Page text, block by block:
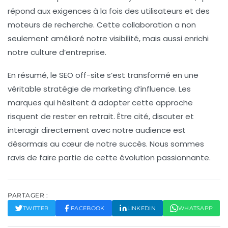
répond aux exigences à la fois des utilisateurs et des
moteurs de recherche. Cette collaboration a non
seulement amélioré notre visibilité, mais aussi enrichi
notre culture d’entreprise.
En résumé, le SEO off-site s’est transformé en une
véritable stratégie de marketing d’influence. Les
marques qui hésitent à adopter cette approche
risquent de rester en retrait. Être cité, discuter et
interagir directement avec notre audience est
désormais au cœur de notre succès. Nous sommes
ravis de faire partie de cette évolution passionnante.
PARTAGER :
TWITTER FACEBOOK LINKEDIN WHATSAPP